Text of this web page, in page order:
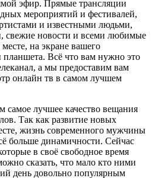
эфир. Прямые трансляции
мероприятий и фестивалей,
и известными людьми,
свежие новости и всеми любимые
на экране вашего
планшета. Всё что вам нужно это
а мы предоставим вам
онлайн тв в самом лучшем
самое лучшее качество вещания
Так как развитие новых
жизнь современного мужчины
больше динамичности. Сейчас
в своё свободное время
сказать, что мало кто ними
день довольно популярным